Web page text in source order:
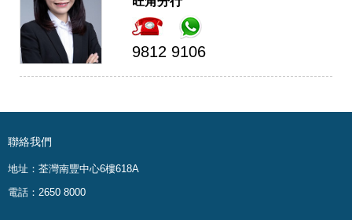
9812 9106
聯絡我們
地址：荃灣南豐中心6樓618A
電話：2650 8000